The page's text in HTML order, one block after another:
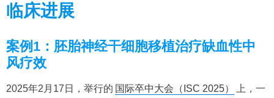
临床进展
案例1：胚胎神经干细胞移植治疗缺血性中
风疗效
2025年2月17日，举行的 国际卒中大会（ISC 2025） 上，一